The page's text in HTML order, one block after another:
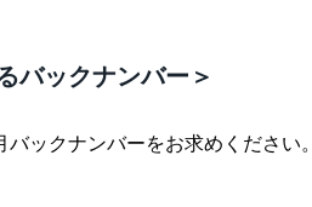
バックナンバー＞
ックナンバーをお求めください。